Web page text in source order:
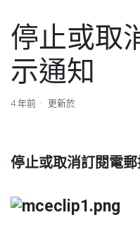
停止或取
示通知
4 年前 更新於
停止或取消訂閱電郵